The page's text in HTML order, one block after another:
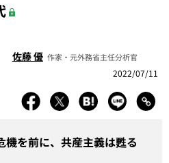
佐藤 優 作家・元外務省主任分析官
2022/07/11
を前に、共産主義は甦る